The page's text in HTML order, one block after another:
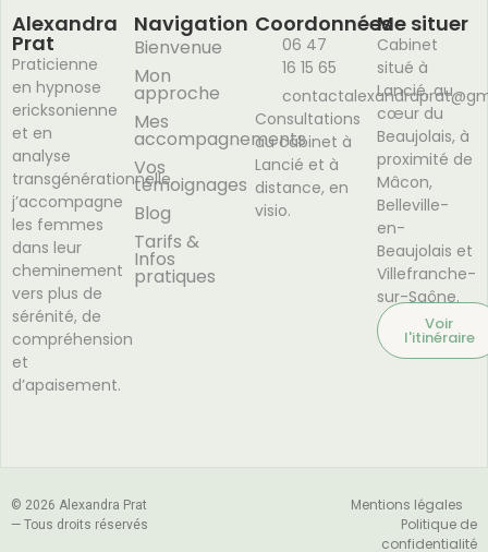
Alexandra
Prat
Praticienne
en hypnose
ericksonienne
et en
analyse
transgénérationnelle,
j’accompagne
les femmes
dans leur
cheminement
vers plus de
sérénité, de
compréhension
et
d’apaisement.
Navigation
Bienvenue
Mon
approche
Mes
accompagnements
Vos
témoignages
Blog
Tarifs &
Infos
pratiques
Coordonnées
06 47
16 15 65
Consultations
au cabinet à
Lancié et à
distance, en
visio.
Me situer
Cabinet
situé à
Lancié, au
cœur du
Beaujolais, à
proximité de
Mâcon,
Belleville-
en-
Beaujolais et
Villefranche-
sur-Saône.
Voir
l'itinéraire
© 2026 Alexandra Prat
— Tous droits réservés
Mentions légales
Politique de
confidentialité